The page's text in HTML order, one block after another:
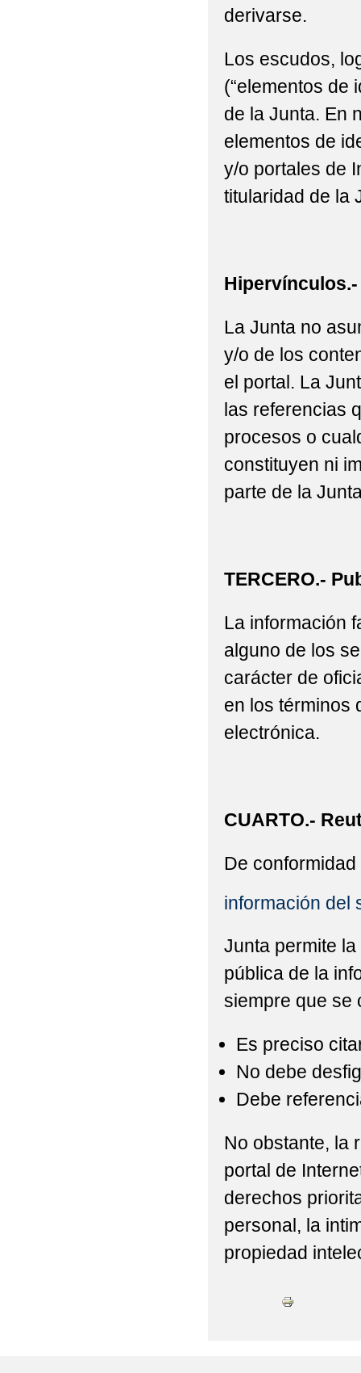
derivarse.
Los escudos,
(“elementos de
de la Junta. En
elementos de
y/o portales de
titularidad de la
Hipervínculos.-
La Junta no
y/o de los
el portal. La
las referencias
procesos o
constituyen ni
parte de la
TERCERO.-
La información
alguno de los
carácter de
en los términos
electrónica.
CUARTO.-
De
información del
Junta permite
pública de la
siempre que se
Es preciso
No debe
Debe
No obstante, la
portal de
derechos
personal, la
propiedad